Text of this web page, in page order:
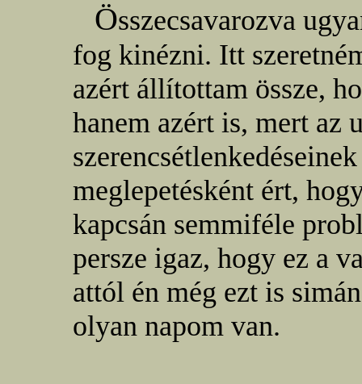
Összecsavarozva
fog kinézni. Itt
azért állítottam össze,
hanem azért is, mert az
meglepetésként ért,
kapcsán semmiféle
persze igaz, hogy ez a
attól én még ezt is
olyan napom van.